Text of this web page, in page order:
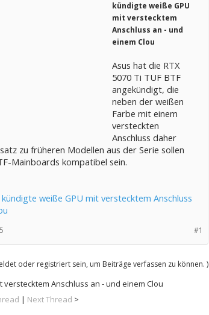
kündigte weiße GPU
mit verstecktem
Anschluss an - und
einem Clou
Asus hat die RTX
5070 Ti TUF BTF
angekündigt, die
neben der weißen
Farbe mit einem
versteckten
Anschluss daher
zu früheren Modellen aus der Serie sollen
Mainboards kompatibel sein.
kündigte weiße GPU mit verstecktem Anschluss
#1
oder registriert sein, um Beiträge verfassen zu können. )
verstecktem Anschluss an - und einem Clou
| Next Thread >